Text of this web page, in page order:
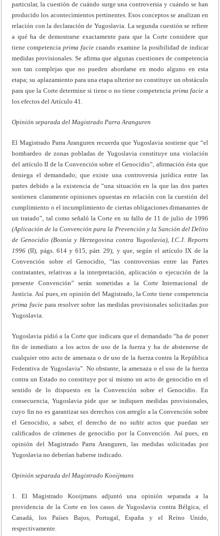
particular, la cuestión de cuándo surge una controversia y cuándo se han
producido los acontecimientos pertinentes. Esos conceptos se analizan en
relación con la declaración de Yugoslavia. La segunda cuestión se refiere
a qué ha de demostrarse exactamente para que la Corte considere que
tiene competenciaprimafacie cuando examine la posibilidad de indicar
medidas provisionales. Se afirma que algunas cuestiones de competencia
son tan complejas que no pueden abordarse en modo alguno en esta
etapa; su aplazamiento para una etapa ulterior no constituye un obstáculo
para que la Corte determine si tiene o no tiene competencia primafacie a
los efectos del Artículo 41.
Opinión separada del Magistrado Parra Aranguren
El Magistrado Parra Aranguren recuerda que Yugoslavia sostiene que “el
bombardeo de zonas pobladas de Yugoslavia constituye una violación
del artículo II de la Convención sobre el Genocidio”, afirmación ésta que
deniega el demandado; que existe una controversia jurídica entre las
partes debido a la existencia de “una situación en la que las dos partes
sostienen claramente opiniones opuestas en relación con la cuestión del
cumplimiento o el incumplimiento de ciertas obligaciones dimanantes de
un tratado”, tal como señaló la Corte en su fallo de 11 de julio de 1996
(Aplicación de la Convención para la Prevención y la Sanción del Delito
de Genocidio (Bosnia y Herzegovina contra Yugoslavia), I.C.J. Reports
1996 (II), págs. 614 y 615, párr. 29); y que, según el artículo IX de la
Convención sobre el Genocidio, “las controversias entre las Partes
contratantes, relativas a la interpretación, aplicación o ejecución de la
presente Convención” serán sometidas a la Corte Internacional de
Justicia. Así pues, en opinión del Magistrado, la Corte tiene competencia
primafacie para resolver sobre las medidas provisionales solicitadas por
Yugoslavia.
Yugoslavia pidió a la Corte que indicara que el demandado “ha de poner
fin de inmediato a los actos de uso de la fuerza y ha de abstenerse de
cualquier otro acto de amenaza o de uso de la fuerza contra la República
Federativa de Yugoslavia”. No obstante, la amenaza o el uso de la fuerza
contra un Estado no constituye por sí mismo un acto de genocidio en el
sentido de lo dispuesto en la Convención sobre el Genocidio. En
consecuencia, Yugoslavia pide que se indiquen medidas provisionales,
cuyo fin no es garantizar sus derechos con arreglo a la Convención sobre
el Genocidio, a saber, el derecho de no sufrir actos que puedan ser
calificados de crímenes de genocidio por la Convención. Así pues, en
opinión del Magistrado Parra Aranguren, las medidas solicitadas por
Yugoslavia no deberían haberse indicado.
Opinión separada del Magistrado Kooijmans
1. El Magistrado Kooijmans adjuntó una opinión separada a la
providencia de la Corte en los casos de Yugoslavia contra Bélgica, el
Canadá, los Países Bajos, Portugal, España y el Reino Unido,
respectivamente.